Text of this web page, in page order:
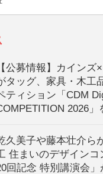
【公募情報】カインズ
タッグ、家具・木工
ティション「CDM
2026」
久美子や藤本壮介ら
住まいのデザインコ
回記念 特別講演会」